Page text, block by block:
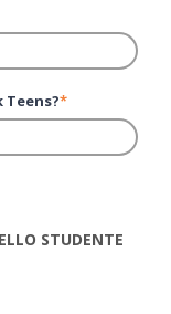
Teens?*
STUDENTE